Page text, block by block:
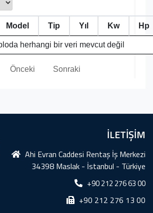
Model Tip Yıl Kw Hp
herhangi bir veri mevcut değil
Önceki Sonraki
İLETİŞİM
Ahi Evran Caddesi Rentaş İş Merkezi
34398 Maslak - İstanbul - Türkiye
+90 212 276 63 00
+90 212 276 13 00